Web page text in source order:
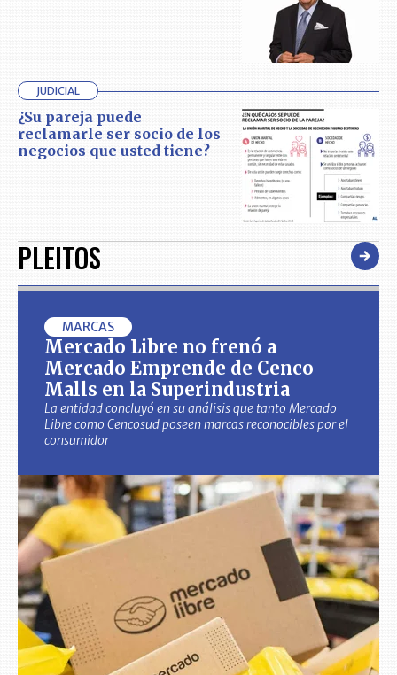
JUDICIAL
¿Su pareja puede
reclamarle ser socio de los
negocios que usted tiene?
PLEITOS
MARCAS
Mercado Libre no frenó a
Mercado Emprende de Cenco
Malls en la Superindustria
La entidad concluyó en su análisis que tanto Mercado
Libre como Cencosud poseen marcas reconocibles por el
consumidor